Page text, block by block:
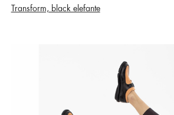
Transform, black elefante